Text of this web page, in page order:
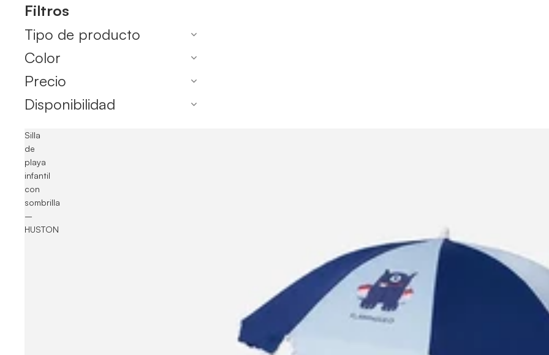
Filtros
Tipo de producto
Color
Precio
Disponibilidad
Silla
de
playa
infantil
con
sombrilla
–
HUSTON